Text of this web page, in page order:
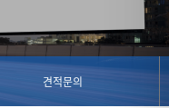
견적문의